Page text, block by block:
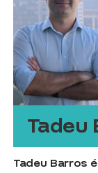
Tadeu
Tadeu Barros